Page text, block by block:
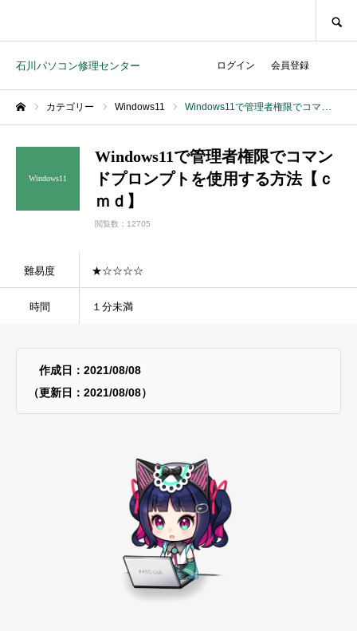
石川パソコン修理センター ログイン 会員登録
カテゴリー Windows11 Windows11で管理者権限でコマンドプロンプトを使用する方法【ｃｍｄ】
Windows11
Windows11で管理者権限でコマン
ドプロンプトを使用する方法【ｃ
ｍｄ】
閲覧数：12705
難易度 ★☆☆☆☆
時間 １分未満
作成日：2021/08/08
（更新日：2021/08/08）